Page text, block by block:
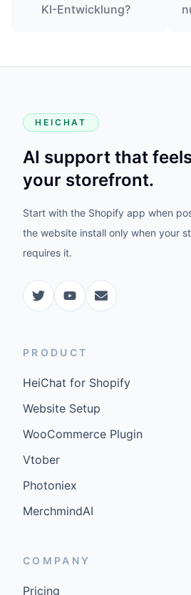
KI-Entwicklung?
HEICHAT
AI support that
your storefront.
Start with the Shopify app when
the website install only when your
requires it.
PRODUCT
HeiChat for Shopify
Website Setup
WooCommerce Plugin
Vtober
Photoniex
MerchmindAI
COMPANY
Pricing